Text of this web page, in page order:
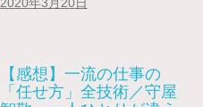
【感想】一流の仕事の
「任せ方」全技術／守屋